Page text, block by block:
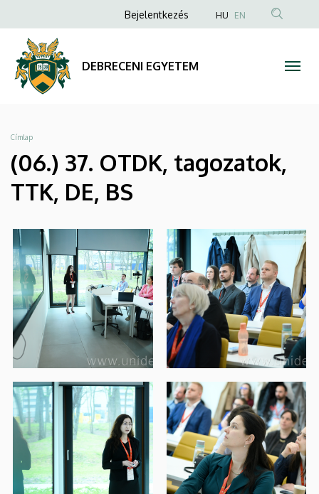
DEBRECENI
EGYETEM
a
tartalomra
Anonim
menüje
Bejelentkezés HU EN
DEBRECENI EGYETEM
Morzsa
Címlap
(06.) 37. OTDK, tagozatok,
TTK, DE, BS